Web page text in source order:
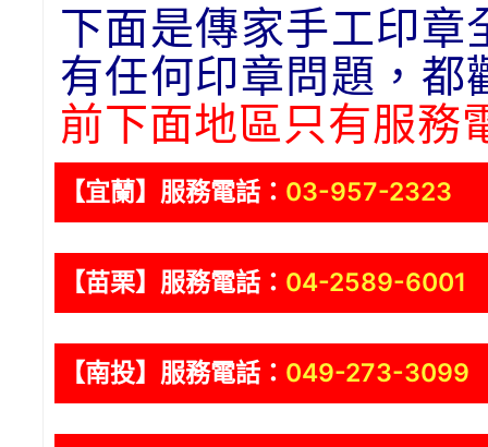
下面是傳家手工印章
有任何印章問題，都
前下面地區只有服務
【宜蘭】服務電話： 03-957-2323
【苗栗】服務電話： 04-2589-6001
【南投】服務電話： 049-273-3099